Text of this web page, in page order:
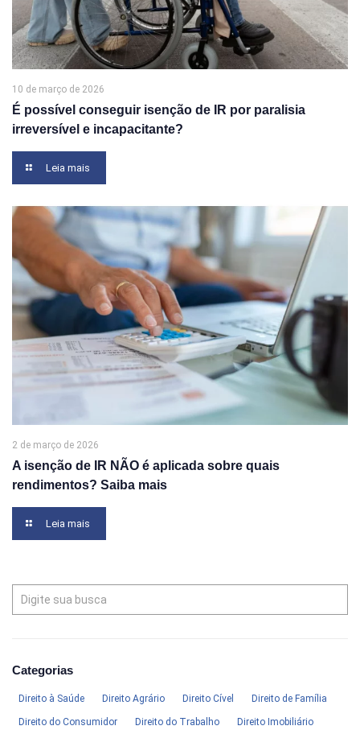
10 de março de 2026
É possível conseguir isenção de IR por paralisia
irreversível e incapacitante?
Leia mais
2 de março de 2026
A isenção de IR NÃO é aplicada sobre quais
rendimentos? Saiba mais
Leia mais
Categorias
Direito à Saúde Direito Agrário Direito Cível Direito de Família
Direito do Consumidor Direito do Trabalho Direito Imobiliário